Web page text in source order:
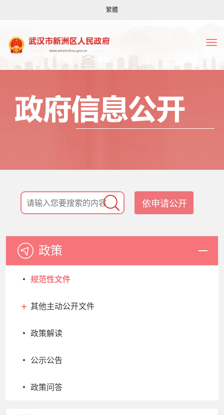
繁體
依申请公开
政策
规范性文件
其他主动公开文件
政策解读
公示公告
政策问答